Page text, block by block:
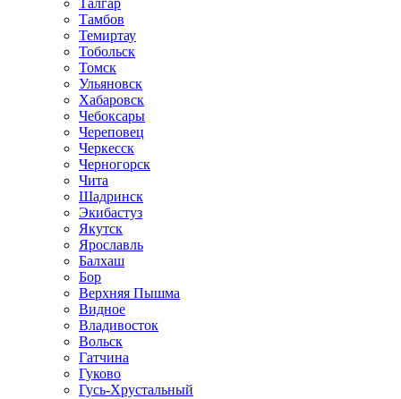
Талгар
Тамбов
Темиртау
Тобольск
Томск
Ульяновск
Хабаровск
Чебоксары
Череповец
Черкесск
Черногорск
Чита
Шадринск
Экибастуз
Якутск
Ярославль
Балхаш
Бор
Верхняя Пышма
Видное
Владивосток
Вольск
Гатчина
Гуково
Гусь-Хрустальный